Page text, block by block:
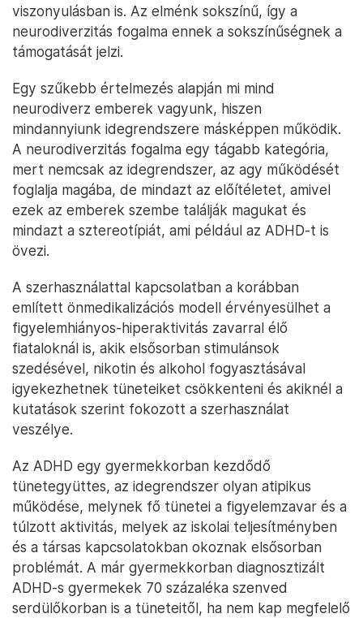
viszonyulásban is. Az elménk sokszínű, így a
neurodiverzitás fogalma ennek a sokszínűségnek a
támogatását jelzi.
Egy szűkebb értelmezés alapján mi mind
neurodiverz emberek vagyunk, hiszen
mindannyiunk idegrendszere másképpen működik.
A neurodiverzitás fogalma egy tágabb kategória,
mert nemcsak az idegrendszer, az agy működését
foglalja magába, de mindazt az előítéletet, amivel
ezek az emberek szembe találják magukat és
mindazt a sztereotípiát, ami például az ADHD-t is
övezi.
A szerhasználattal kapcsolatban a korábban
említett önmedikalizációs modell érvényesülhet a
figyelemhiányos-hiperaktivitás zavarral élő
fiataloknál is, akik elsősorban stimulánsok
szedésével, nikotin és alkohol fogyasztásával
igyekezhetnek tüneteiket csökkenteni és akiknél a
kutatások szerint fokozott a szerhasználat
veszélye.
Az ADHD egy gyermekkorban kezdődő
tünetegyüttes, az idegrendszer olyan atipikus
működése, melynek fő tünetei a figyelemzavar és a
túlzott aktivitás, melyek az iskolai teljesítményben
és a társas kapcsolatokban okoznak elsősorban
problémát. A már gyermekkorban diagnosztizált
ADHD-s gyermekek 70 százaléka szenved
serdülőkorban is a tüneteitől, ha nem kap megfelelő